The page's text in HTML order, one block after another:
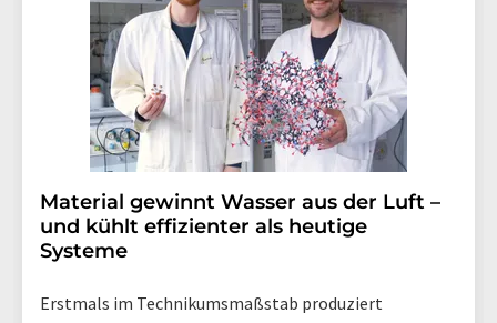
Material gewinnt Wasser aus der Luft –
und kühlt effizienter als heutige
Systeme
Erstmals im Technikumsmaßstab produziert